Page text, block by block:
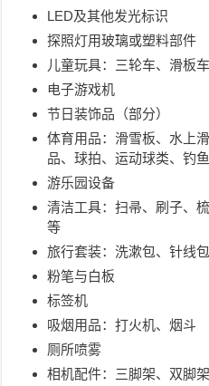
LED及其他发光标识
探照灯用玻璃或塑料部件
儿童玩具：三轮车、滑板
电子游戏机
节日装饰品（部分）
体育用品：滑雪板、水上
品、球拍、运动球类、钓
游乐园设备
清洁工具：扫帚、刷子、
等
旅行套装：洗漱包、针线
粉笔与白板
标签机
吸烟用品：打火机、烟斗
厕所喷雾
相机配件：三脚架、双脚